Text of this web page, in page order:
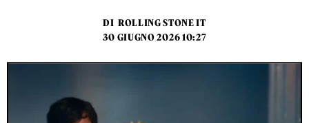
DI ROLLING STONE IT
30 GIUGNO 2026 10:27